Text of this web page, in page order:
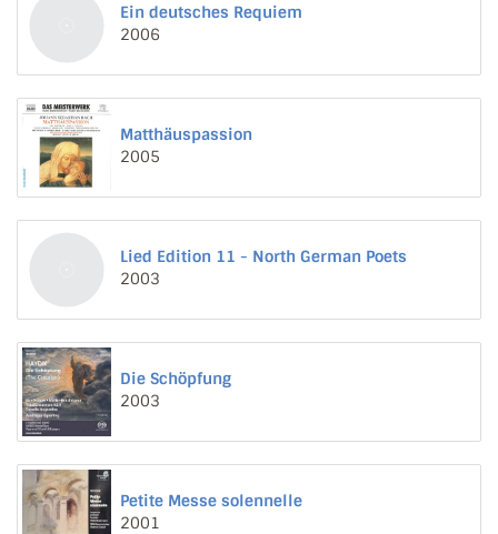
Ein deutsches Requiem
2006
Matthäuspassion
2005
Lied Edition 11 - North German Poets
2003
Die Schöpfung
2003
Petite Messe solennelle
2001